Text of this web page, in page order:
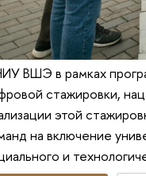
ВШЭ в рамках
стажировки,
этой
на включение
и